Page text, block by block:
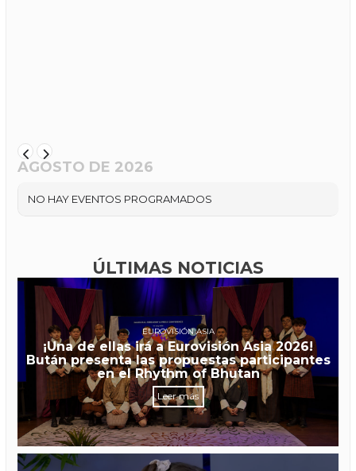
AGOSTO DE 2026
NO HAY EVENTOS PROGRAMADOS
ÚLTIMAS NOTICIAS
EUROVISIÓN ASIA
¡Una de ellas irá a Eurovisión Asia 2026!
Bután presenta las propuestas participantes
en el Rhythm of Bhutan
Leer más